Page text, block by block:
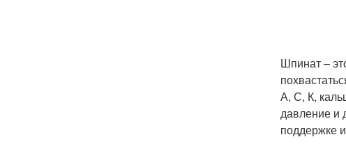
Шпинат –
А, С, К,
давление и
поддержке